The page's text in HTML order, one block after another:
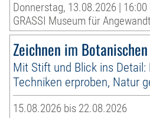
Donnerstag, 13.08.2026 | 16:00
GRASSI Museum für
Zeichnen im
Mit Stift und Blick ins
Techniken erproben, Natur
15.08.2026 bis 22.08.2026